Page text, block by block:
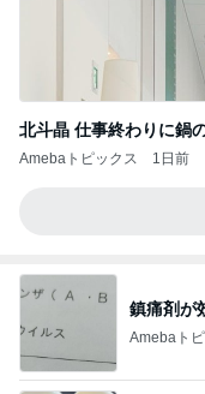
北斗晶 仕事終わりに鍋
Amebaトピックス 1日前
鎮痛剤が
Amebaト